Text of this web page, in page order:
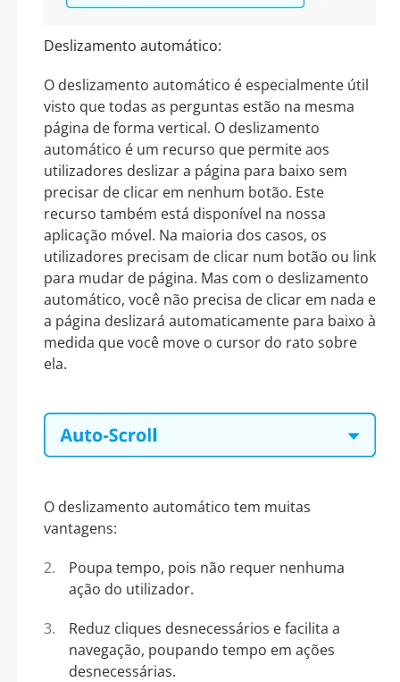
Deslizamento automático:
O deslizamento automático é especialmente útil
visto que todas as perguntas estão na mesma
página de forma vertical. O deslizamento
automático é um recurso que permite aos
utilizadores deslizar a página para baixo sem
precisar de clicar em nenhum botão. Este
recurso também está disponível na nossa
aplicação móvel. Na maioria dos casos, os
utilizadores precisam de clicar num botão ou link
para mudar de página. Mas com o deslizamento
automático, você não precisa de clicar em nada e
a página deslizará automaticamente para baixo à
medida que você move o cursor do rato sobre
ela.
O deslizamento automático tem muitas
vantagens:
Poupa tempo, pois não requer nenhuma
ação do utilizador.
Reduz cliques desnecessários e facilita a
navegação, poupando tempo em ações
desnecessárias.